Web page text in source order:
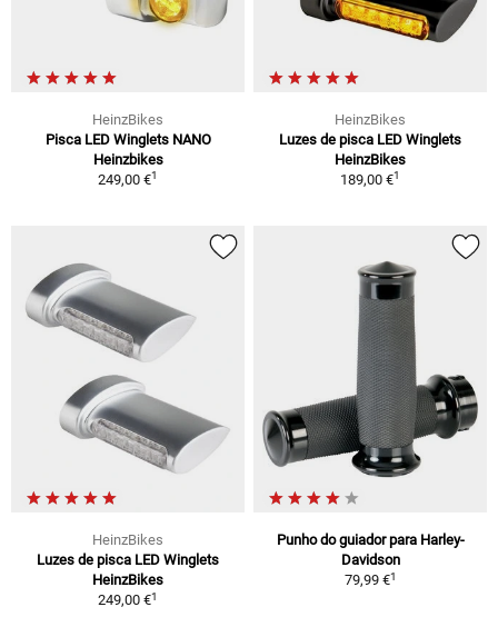
HeinzBikes
Pisca LED Winglets NANO
Heinzbikes
249,00 €1
HeinzBikes
Luzes de pisca LED Winglets
HeinzBikes
189,00 €1
HeinzBikes
Luzes de pisca LED Winglets
HeinzBikes
249,00 €1
Punho do guiador para Harley-
Davidson
79,99 €1